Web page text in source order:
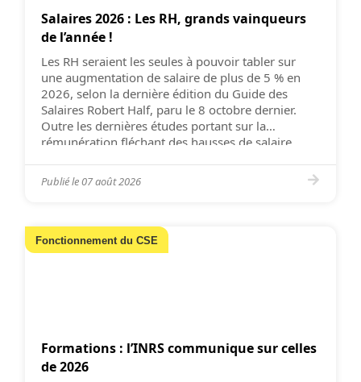
Salaires 2026 : Les RH, grands vainqueurs
de l’année !
Les RH seraient les seules à pouvoir tabler sur
une augmentation de salaire de plus de 5 % en
2026, selon la dernière édition du Guide des
Salaires Robert Half, paru le 8 octobre dernier.
Outre les dernières études portant sur la
rémunération fléchant des hausses de salaire
table sur […]
Publié le07 août 2026
Fonctionnement du CSE
Formations : l’INRS communique sur celles
de 2026